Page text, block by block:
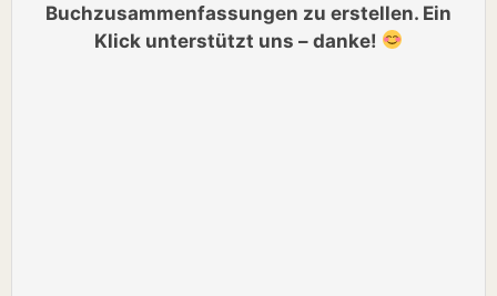
Buchzusammenfassungen zu erstellen. Ein
Klick unterstützt uns – danke!